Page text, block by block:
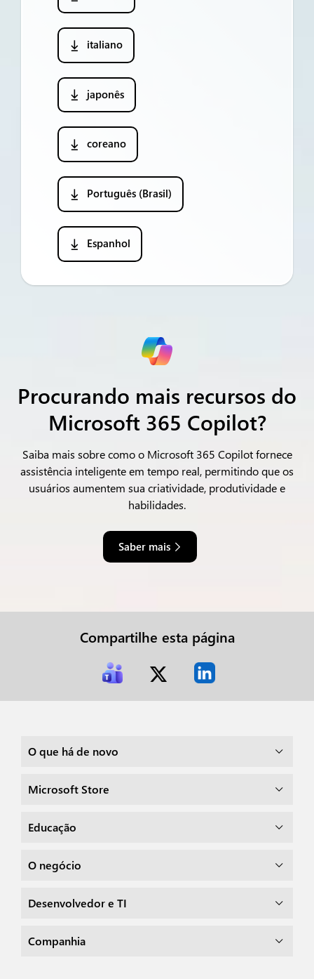
italiano
japonês
coreano
Português (Brasil)
Espanhol
Procurando mais recursos do
Microsoft 365 Copilot?
Saiba mais sobre como o Microsoft 365 Copilot fornece
assistência inteligente em tempo real, permitindo que os
usuários aumentem sua criatividade, produtividade e
habilidades.
Saber mais
Compartilhe esta página
O que há de novo
Microsoft Store
Educação
O negócio
Desenvolvedor e TI
Companhia